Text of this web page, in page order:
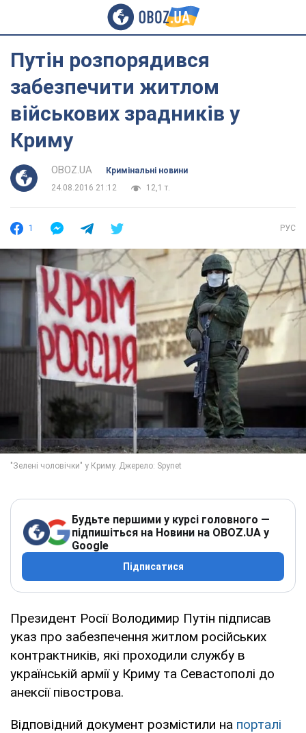
Путін розпорядився
забезпечити житлом
військових зрадників у
Криму
OBOZ.UA
Кримінальні новини
24.08.2016 21:12
12,1 т.
1 РУС
Будьте першими у курсі головного —
підпишіться на Новини на OBOZ.UA у
Google
Підписатися
Президент Росії Володимир Путін підписав
указ про забезпечення житлом російських
контрактників, які проходили службу в
українській армії у Криму та Севастополі до
анексії півострова.
Відповідний документ розмістили на порталі